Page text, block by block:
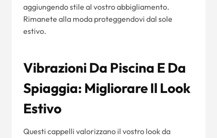
aggiungendo stile al vostro abbigliamento.
Rimanete alla moda proteggendovi dal sole
estivo.
Vibrazioni Da Piscina E Da
Spiaggia: Migliorare Il Look
Estivo
Questi cappelli valorizzano il vostro look da